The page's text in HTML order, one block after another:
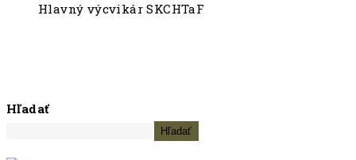
Hlavný výcvikár SKCHTaF
Hľadať
Hľadať